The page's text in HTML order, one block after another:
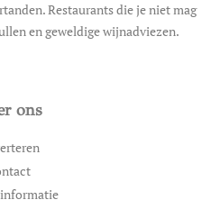
Restaurants die je niet mag
en geweldige wijnadviezen.
ons